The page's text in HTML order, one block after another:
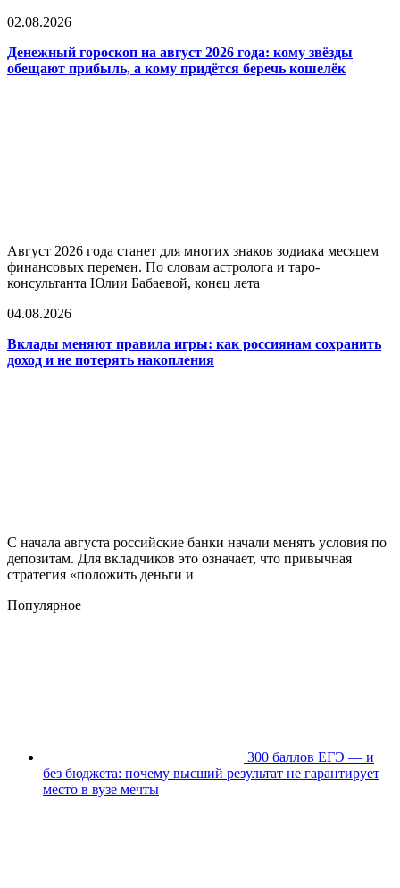
02.08.2026
Денежный гороскоп на август 2026 года: кому звёзды
обещают прибыль, а кому придётся беречь кошелёк
Август 2026 года станет для многих знаков зодиака месяцем
финансовых перемен. По словам астролога и таро-
консультанта Юлии Бабаевой, конец лета
04.08.2026
Вклады меняют правила игры: как россиянам сохранить
доход и не потерять накопления
С начала августа российские банки начали менять условия по
депозитам. Для вкладчиков это означает, что привычная
стратегия «положить деньги и
Популярное
300 баллов ЕГЭ — и
без бюджета: почему высший результат не гарантирует
место в вузе мечты